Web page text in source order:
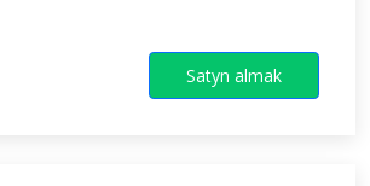
Satyn almak